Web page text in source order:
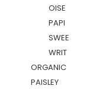
OISE
PAPI
SWEE
WRIT
ORGANIC
PAISLEY